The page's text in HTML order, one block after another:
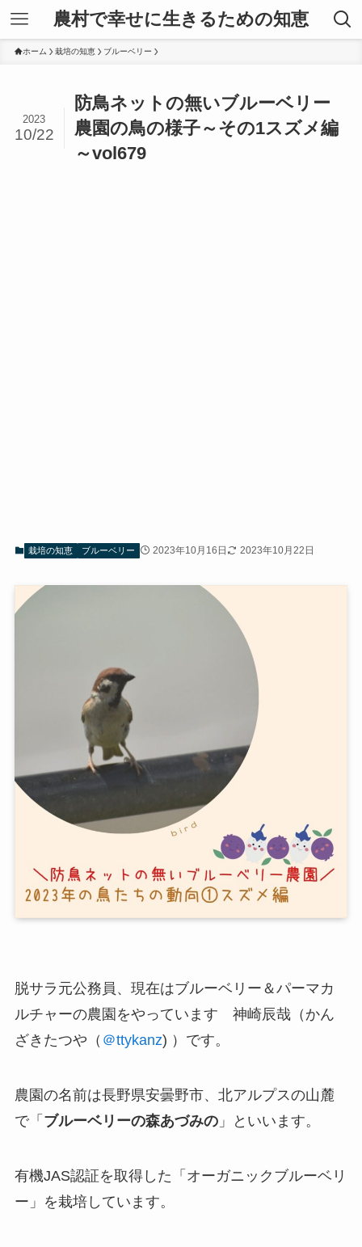
農村で幸せに生きるための知恵
ホーム 栽培の知恵 ブルーベリー
防鳥ネットの無いブルーベリー
農園の鳥の様子～その1スズメ編
～vol679
2023
10/22
栽培の知恵 ブルーベリー 2023年10月16日 2023年10月22日
脱サラ元公務員、現在はブルーベリー＆パーマカ
ルチャーの農園 をやっています 神崎辰哉（かん
ざきたつや（ ＠ttykanz) ）です。
農園の名前は長野県安曇野市、北アルプスの山麓
で「 ブルーベリーの森あづみの」といいます。
有機JAS認証を取得した「オーガニックブルーベリ
ー」を栽培しています。